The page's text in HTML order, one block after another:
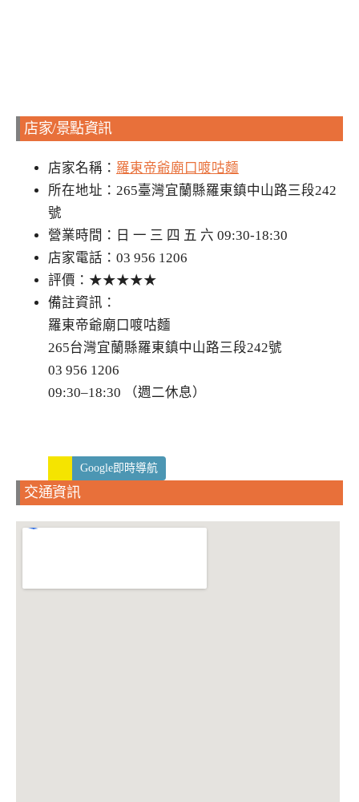
店家/景點資訊
店家名稱： 羅東帝爺廟口喥咕麵
所在地址：265臺灣宜蘭縣羅東鎮中山路三段242
號
營業時間：日 一 三 四 五 六 09:30-18:30
店家電話：03 956 1206
評價：★★★★★
備註資訊：
羅東帝爺廟口喥咕麵
265台灣宜蘭縣羅東鎮中山路三段242號
03 956 1206
09:30–18:30 （週二休息）
Google即時導航
交通資訊